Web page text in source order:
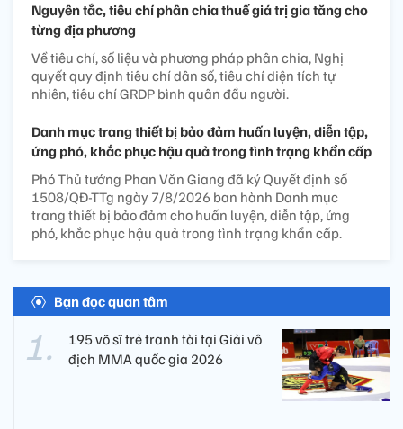
Nguyên tắc, tiêu chí phân chia thuế giá trị gia tăng cho
từng địa phương
Về tiêu chí, số liệu và phương pháp phân chia, Nghị
quyết quy định tiêu chí dân số, tiêu chí diện tích tự
nhiên, tiêu chí GRDP bình quân đầu người.
Danh mục trang thiết bị bảo đảm huấn luyện, diễn tập,
ứng phó, khắc phục hậu quả trong tình trạng khẩn cấp
Phó Thủ tướng Phan Văn Giang đã ký Quyết định số
1508/QĐ-TTg ngày 7/8/2026 ban hành Danh mục
trang thiết bị bảo đảm cho huấn luyện, diễn tập, ứng
phó, khắc phục hậu quả trong tình trạng khẩn cấp.
Bạn đọc quan tâm
195 võ sĩ trẻ tranh tài tại Giải vô
địch MMA quốc gia 2026